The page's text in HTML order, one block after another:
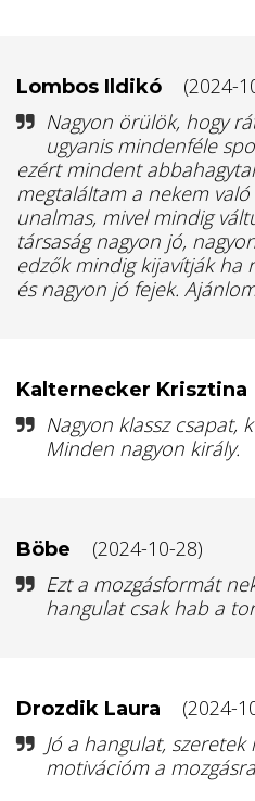
Lombos Ildikó
(2024-
Nagyon örülök, hogy
ugyanis mindenféle
ezért mindent
megtaláltam a nekem
unalmas, mivel mindig
társaság nagyon jó,
edzők mindig kijavítják ha
és nagyon jó fejek.
Kalternecker Krisztina
Nagyon klassz csapat,
Minden nagyon király.
Böbe
(2024-10-28)
Ezt a mozgásformát
hangulat csak hab a
Drozdik Laura
(2024-
Jó a hangulat,
motivációm a